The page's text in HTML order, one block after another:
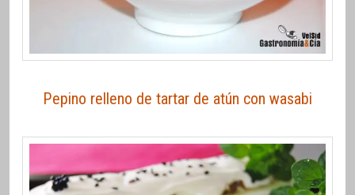
Pepino relleno de tartar de atún con wasabi